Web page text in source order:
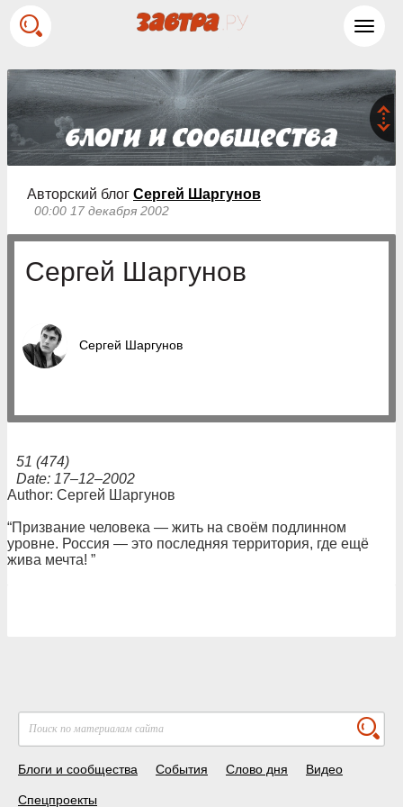
Авторский блог Сергей Шаргунов
00:00 17 декабря 2002
Сергей Шаргунов
Сергей Шаргунов
51 (474)
Date: 17–12–2002
Author: Сергей Шаргунов
“Призвание человека — жить на своём подлинном
уровне. Россия — это последняя территория, где ещё
жива мечта! ”
Блоги и сообщества События Слово дня Видео
Спецпроекты